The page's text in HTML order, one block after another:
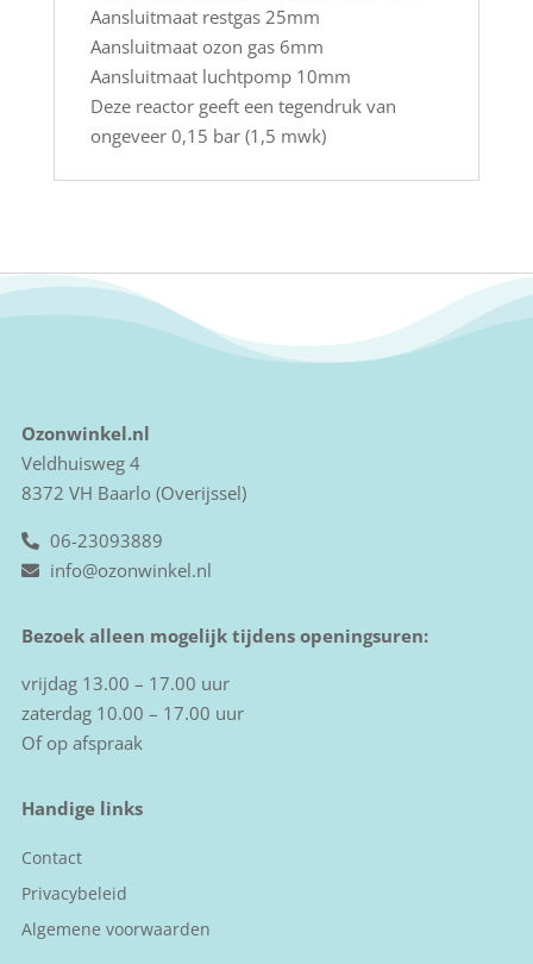
Aansluitmaat restgas 25mm
Aansluitmaat ozon gas 6mm
Aansluitmaat luchtpomp 10mm
Deze reactor geeft een tegendruk van
ongeveer 0,15 bar (1,5 mwk)
Ozonwinkel.nl
Veldhuisweg 4
8372 VH Baarlo (Overijssel)
06-23093889
info@ozonwinkel.nl
Bezoek alleen mogelijk tijdens openingsuren:
vrijdag 13.00 – 17.00 uur
zaterdag 10.00 – 17.00 uur
Of op afspraak
Handige links
Contact
Privacybeleid
Algemene voorwaarden